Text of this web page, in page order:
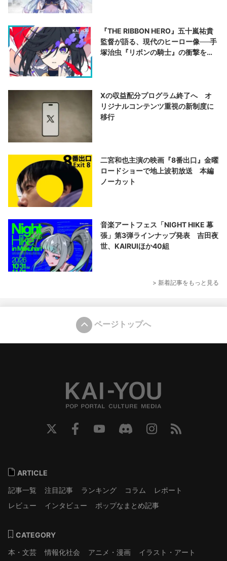
『THE RIBBON HERO』五十嵐祐貴
監督が語る、現代のヒーロー像──手
塚治虫『リボンの騎士』の衝撃を再
Xの収益配分プログラム終了へ オ
リジナルコンテンツ重視の新制度に
移行
二宮和也主演の映画『8番出口』金曜
ロードショーで地上波初放送 本編
ノーカット
音楽アートフェス「NIGHT HIKE 幕
張」第3弾ラインナップ発表 吉田夜
世、KAIRUIほか40組
> 新着記事をもっと見る
ページトップへ
ARTICLE
記事一覧
注目記事 ランキング コラム
レポート
レビュー
インタビュー ポップなまとめ記事
CATEGORY
本・文芸
情報化社会 アニメ・漫画 イラスト・アート